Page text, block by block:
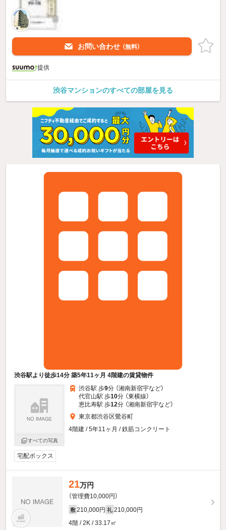
お問い合わせ （無料）
提供
渋谷マンションのすべての部屋を見る
渋谷駅より徒歩14分 築5年11ヶ月 4階建の賃貸物件
すべての写真
渋谷駅 歩9分 （湘南新宿宇など）
代官山駅 歩10分 （東横線）
恵比寿駅 歩12分 （湘南新宿宇など）
東京都渋谷区鶯谷町
4階建 / 5年11ヶ月 / 鉄筋コンクリート
宅配ボックス
21万円
（管理費10,000円）
敷 210,000円 礼 210,000円
4階 / 2K / 33.17㎡